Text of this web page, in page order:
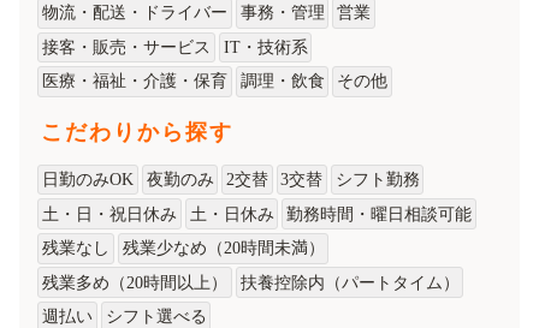
物流・配送・ドライバー
事務・管理
営業
接客・販売・サービス
IT・技術系
医療・福祉・介護・保育
調理・飲食 その他
こだわりから探す
日勤のみOK 夜勤のみ 2交替 3交替
シフト勤務
土・日・祝日休み
土・日休み
勤務時間・曜日相談可能
残業なし
残業少なめ（20時間未満）
残業多め（20時間以上）
扶養控除内（パートタイム）
週払い
シフト選べる